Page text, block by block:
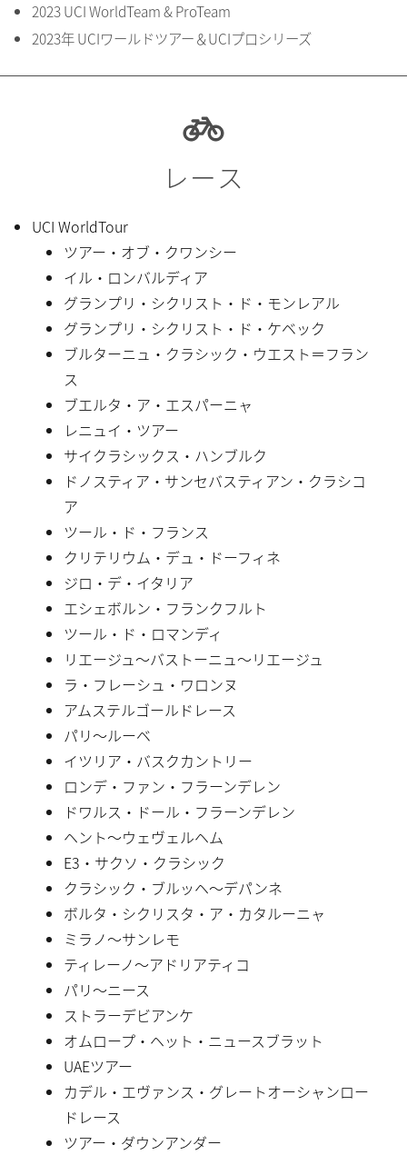
2023 UCI WorldTeam & ProTeam
2023年 UCIワールドツアー＆UCIプロシリーズ
レース
UCI WorldTour
ツアー・オブ・クワンシー
イル・ロンバルディア
グランプリ・シクリスト・ド・モンレアル
グランプリ・シクリスト・ド・ケベック
ブルターニュ・クラシック・ウエスト＝フラン
ス
ブエルタ・ア・エスパーニャ
レニュイ・ツアー
サイクラシックス・ハンブルク
ドノスティア・サンセバスティアン・クラシコ
ア
ツール・ド・フランス
クリテリウム・デュ・ドーフィネ
ジロ・デ・イタリア
エシェボルン・フランクフルト
ツール・ド・ロマンディ
リエージュ〜バストーニュ〜リエージュ
ラ・フレーシュ・ワロンヌ
アムステルゴールドレース
パリ〜ルーベ
イツリア・バスクカントリー
ロンデ・ファン・フラーンデレン
ドワルス・ドール・フラーンデレン
ヘント〜ウェヴェルヘム
E3・サクソ・クラシック
クラシック・ブルッヘ〜デパンネ
ボルタ・シクリスタ・ア・カタルーニャ
ミラノ〜サンレモ
ティレーノ〜アドリアティコ
パリ〜ニース
ストラーデビアンケ
オムロープ・ヘット・ニュースブラット
UAEツアー
カデル・エヴァンス・グレートオーシャンロー
ドレース
ツアー・ダウンアンダー